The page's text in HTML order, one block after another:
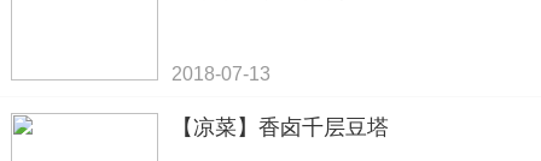
2018-07-13
【凉菜】香卤千层豆塔